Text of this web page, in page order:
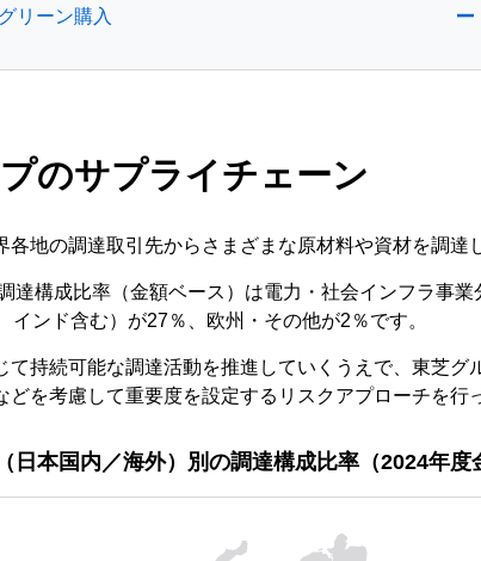
リーン購入
のサプライチェーン
地の調達取引先からさまざまな原材料や資材を調達
達構成比率（金額ベース）は電力・社会インフラ事
インド含む）が27％、欧州・その他が2％です。
て持続可能な調達活動を推進していくうえで、東芝
どを考慮して重要度を設定するリスクアプローチを行
日本国内／海外）別の調達構成比率（2024年度